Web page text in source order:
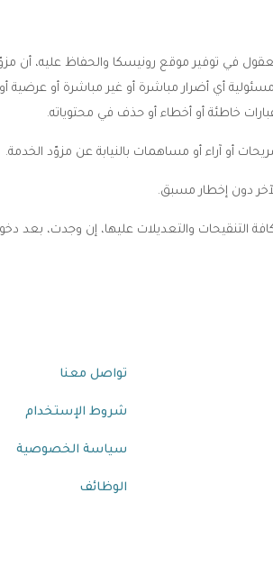
في توفير موقع رونيسكا والحفاظ عليه،
أي أضرار مباشرة أو غير مباشرة أو عرضية أو
خاطئة أو أخطاء أو حذف في محتوياته.
أو آراء أو مساهمات بالنيابة عن مزوّد الخدمة.
دون إخطار مسبق.
التنقيحات والتعديلات عليها، إن وجدت، بعد
تواصل معنا
شروط الإستخدام
سياسة الخصوصية
الوظائف